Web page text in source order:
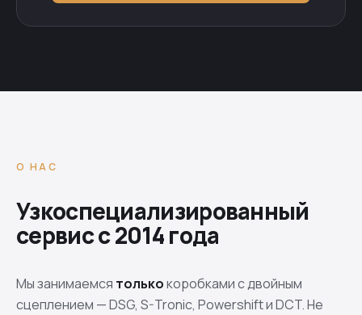
О НАС
Узкоспециализированный
сервис с 2014 года
Мы занимаемся толькокоробками с двойным
сцеплением — DSG, S-Tronic, Powershift и DCT. Не